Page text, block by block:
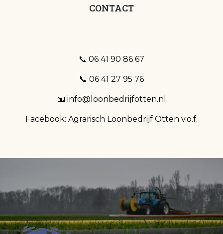
CONTACT
📞 06 41 90 86 67
📞 06 41 27 95 76
📧 info@loonbedrijfotten.nl
Facebook: Agrarisch Loonbedrijf Otten v.o.f.